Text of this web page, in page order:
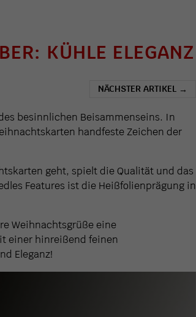
KÜHLE ELEGANZ
NÄCHSTER ARTIKEL →
besinnlichen Beisammenseins. In
handfeste Zeichen der
geht, spielt die Qualität und das
Features ist die Heißfolienprägung in
Weihnachtsgrüße eine
einer hinreißend feinen
Eleganz!